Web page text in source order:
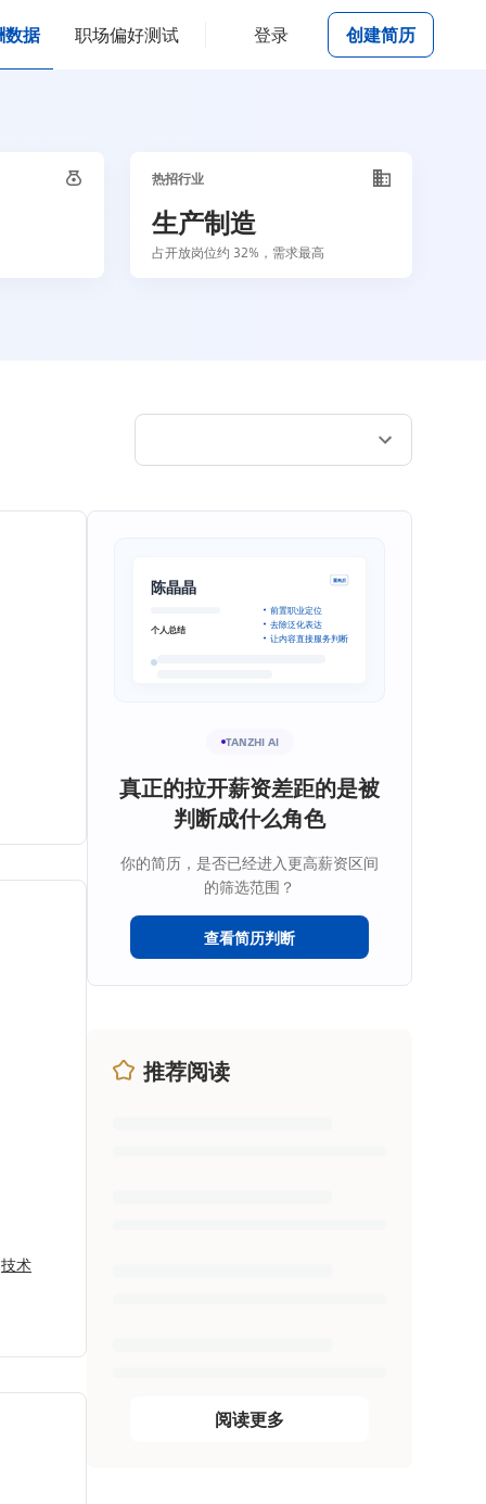
数据 职场偏好测试 登录 创建简历
热招行业
生产制造
占开放岗位约 32%，需求最高
技术
陈晶晶 重构后
个人总结
前置职业定位
去除泛化表达
让内容直接服务判断
TANZHI AI
真正的拉开薪资差距的是被
判断成什么角色
你的简历，是否已经进入更高薪资区间
的筛选范围？
查看简历判断
推荐阅读
阅读更多